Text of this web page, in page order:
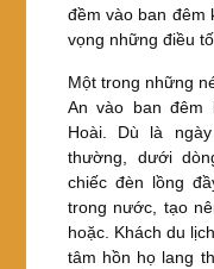
đềm vào ban đêm
vọng những điều
Một trong những
An vào ban đêm
Hoài. Dù là
thường, dưới
chiếc đèn lồng
trong nước, tạo
hoặc. Khách du
tâm hồn họ lang